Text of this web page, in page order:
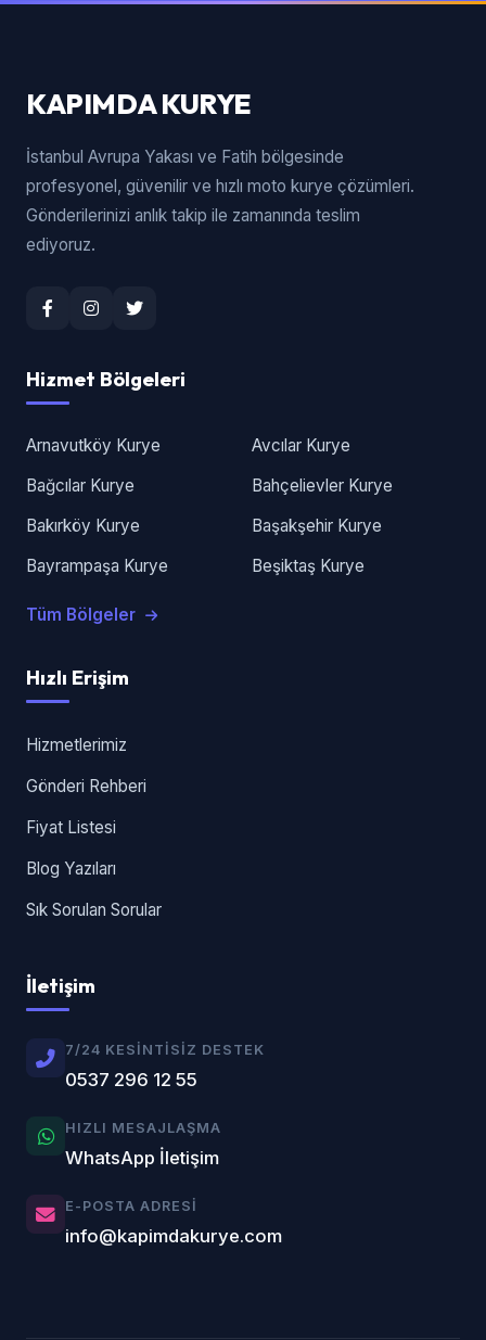
KAPIMDA KURYE
İstanbul Avrupa Yakası ve Fatih bölgesinde
profesyonel, güvenilir ve hızlı moto kurye çözümleri.
Gönderilerinizi anlık takip ile zamanında teslim
ediyoruz.
Hizmet Bölgeleri
Arnavutköy Kurye
Avcılar Kurye
Bağcılar Kurye
Bahçelievler Kurye
Bakırköy Kurye
Başakşehir Kurye
Bayrampaşa Kurye
Beşiktaş Kurye
Tüm Bölgeler
Hızlı Erişim
Hizmetlerimiz
Gönderi Rehberi
Fiyat Listesi
Blog Yazıları
Sık Sorulan Sorular
İletişim
7/24 KESINTISIZ DESTEK
0537 296 12 55
HIZLI MESAJLAŞMA
WhatsApp İletişim
E-POSTA ADRESI
info@kapimdakurye.com